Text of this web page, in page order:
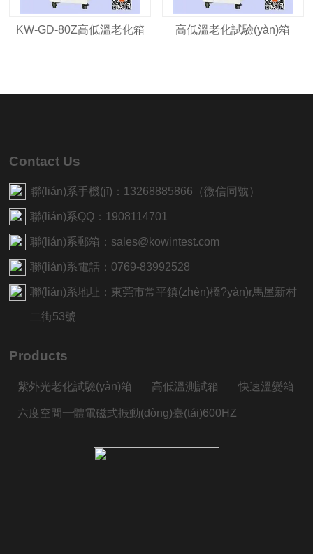
KW-GD-80Z高低溫老化箱 高低溫老化試驗(yàn)箱
Contact Us
聯(lián)系手機(jī)：13268885866（微信同號）
聯(lián)系QQ：1908114701
聯(lián)系郵箱：sales@kowintest.com
聯(lián)系電話：0769-83992528
聯(lián)系地址：東莞市常平鎮(zhèn)橋?yàn)r馬屋新村
二街53號
Products
紫外光老化試驗(yàn)箱 高低溫測試箱 快速溫變箱
六度空間一體電磁式振動(dòng)臺(tái)600HZ